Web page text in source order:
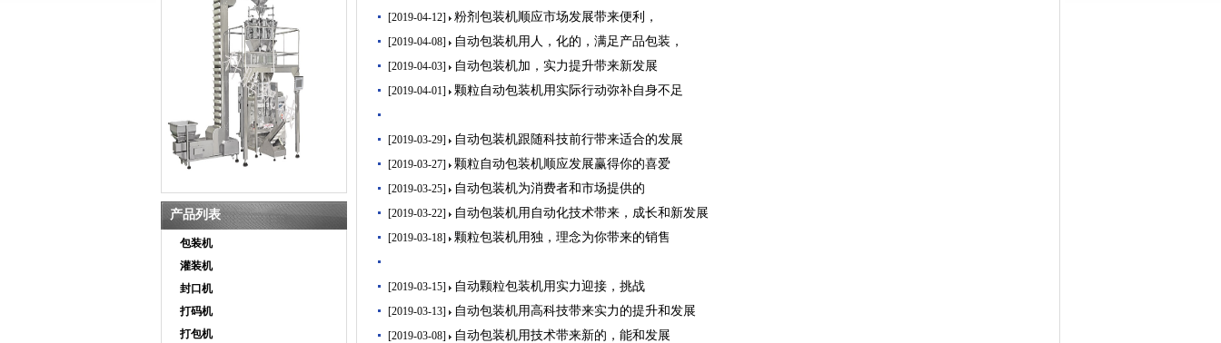
产品列表
包装机
灌装机
封口机
打码机
打包机
[2019-04-12] 粉剂包装机顺应市场发展带来便利，
[2019-04-08] 自动包装机用人，化的，满足产品包装，
[2019-04-03] 自动包装机加，实力提升带来新发展
[2019-04-01] 颗粒自动包装机用实际行动弥补自身不足
[2019-03-29] 自动包装机跟随科技前行带来适合的发展
[2019-03-27] 颗粒自动包装机顺应发展赢得你的喜爱
[2019-03-25] 自动包装机为消费者和市场提供的
[2019-03-22] 自动包装机用自动化技术带来，成长和新发展
[2019-03-18] 颗粒包装机用独，理念为你带来的销售
[2019-03-15] 自动颗粒包装机用实力迎接，挑战
[2019-03-13] 自动包装机用高科技带来实力的提升和发展
[2019-03-08] 自动包装机用技术带来新的，能和发展